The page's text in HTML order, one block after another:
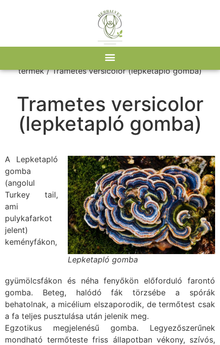
/ Ezt a gombát tartalmazza
termék / Trametes versicolor (lepketapló gomba)
Trametes versicolor
(lepketapló gomba)
Lepketapló gomba
A Lepketapló
gomba
(angolul
Turkey tail,
ami
pulykafarkot
jelent)
keményfákon,
gyümölcsfákon és néha fenyőkön előforduló farontó
gomba. Beteg, halódó fák törzsébe a spórák
behatolnak, a micélium elszaporodik, de termőtest csak
a fa teljes pusztulása után jelenik meg.
Egzotikus megjelenésű gomba. Legyezőszerűnek
mondható termőteste friss állapotban vékony, szívós,